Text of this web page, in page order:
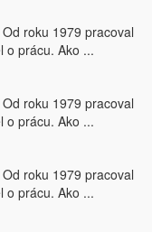
roku 1979 pracoval
o prácu. Ako ...
roku 1979 pracoval
o prácu. Ako ...
roku 1979 pracoval
o prácu. Ako ...